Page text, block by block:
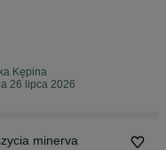
Kępina
26 lipca 2026
minerva